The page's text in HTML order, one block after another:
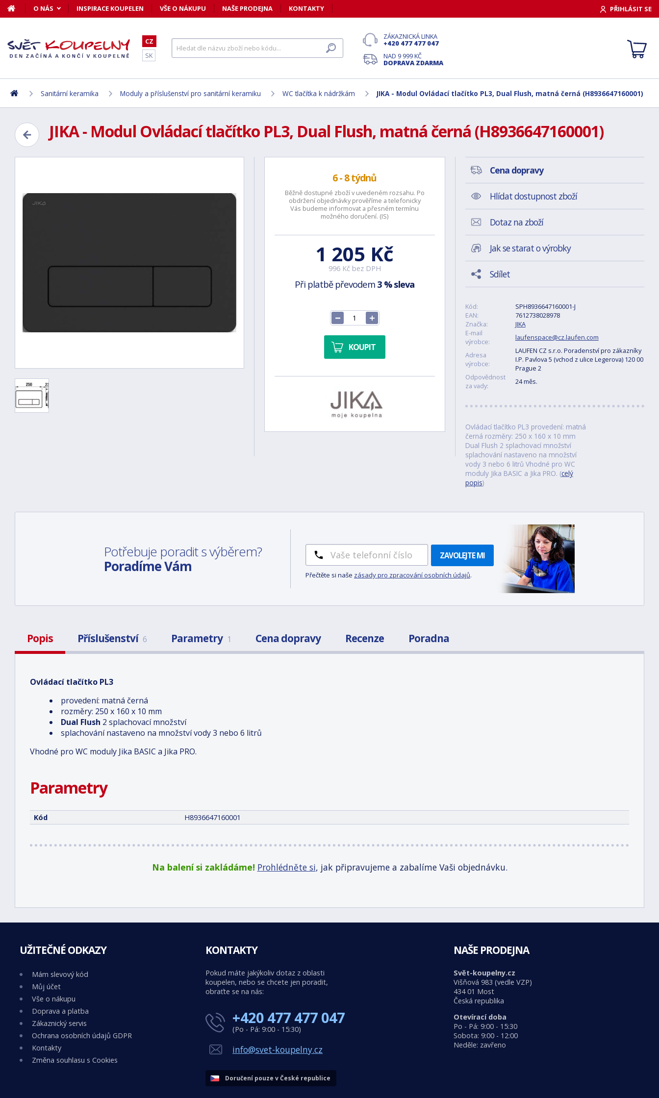
O NÁS INSPIRACE KOUPELEN VŠE O NÁKUPU NAŠE PRODEJNA KONTAKTY PŘIHLÁSIT SE
CZ
SK
ZÁKAZNICKÁ LINKA
+420 477 477 047
NAD 9 999 KČ
DOPRAVA ZDARMA
Sanitární keramika Moduly a příslušenství pro sanitární keramiku WC tlačítka k nádržkám JIKA - Modul Ovládací tlačítko PL3, Dual Flush, matná černá (H8936647160001)
JIKA - Modul Ovládací tlačítko PL3, Dual Flush, matná černá (H8936647160001)
6 - 8 týdnů
Běžně dostupné zboží v uvedeném rozsahu. Po
obdržení objednávky prověříme a telefonicky
Vás budeme informovat a přesném termínu
možného doručení. (IS)
1 205 Kč
996 Kč bez DPH
Při platbě převodem 3 % sleva
KOUPIT
Cena dopravy
Hlídat dostupnost zboží
Dotaz na zboží
Jak se starat o výrobky
Sdílet
Kód:
SPH8936647160001-J
EAN:
7612738028978
Značka:
JIKA
E-mail
výrobce:
laufenspace@cz.laufen.com
Adresa
výrobce:
LAUFEN CZ s.r.o. Poradenství pro zákazníky
I.P. Pavlova 5 (vchod z ulice Legerova) 120 00
Prague 2
Odpovědnost
za vady:
24 měs.
Ovládací tlačítko PL3 provedení: matná
černá rozměry: 250 x 160 x 10 mm
Dual Flush 2 splachovací množství
splachování nastaveno na množství
vody 3 nebo 6 litrů Vhodné pro WC
moduly Jika BASIC a Jika PRO. (celý
popis)
Potřebuje poradit s výběrem?
Poradíme Vám
ZAVOLEJTE MI
Přečtěte si naše zásady pro zpracování osobních údajů.
Popis Příslušenství 6 Parametry 1 Cena dopravy Recenze Poradna
Ovládací tlačítko PL3
provedení: matná černá
rozměry: 250 x 160 x 10 mm
Dual Flush 2 splachovací množství
splachování nastaveno na množství vody 3 nebo 6 litrů
Vhodné pro WC moduly Jika BASIC a Jika PRO.
Parametry
Kód H8936647160001
Na balení si zakládáme! Prohlédněte si, jak připravujeme a zabalíme Vaši objednávku.
UŽITEČNÉ ODKAZY
Mám slevový kód
Můj účet
Vše o nákupu
Doprava a platba
Zákaznický servis
Ochrana osobních údajů GDPR
Kontakty
Změna souhlasu s Cookies
KONTAKTY
Pokud máte jakýkoliv dotaz z oblasti
koupelen, nebo se chcete jen poradit,
obraťte se na nás:
+420 477 477 047
(Po - Pá: 9:00 - 15:30)
info@svet-koupelny.cz
Doručení pouze v České republice
NAŠE PRODEJNA
Svět-koupelny.cz
Višňová 983 (vedle VZP)
434 01 Most
Česká republika
Otevírací doba
Po - Pá: 9:00 - 15:30
Sobota: 9:00 - 12:00
Neděle: zavřeno